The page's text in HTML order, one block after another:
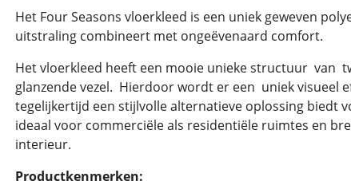
Het Four Seasons vloerkleed is een uniek geweven
uitstraling combineert met ongeëvenaard comfort.
Het vloerkleed heeft een mooie unieke structuur van
glanzende vezel. Hierdoor wordt er een uniek visueel
tegelijkertijd een stijlvolle alternatieve oplossing biedt
ideaal voor commerciële als residentiële ruimtes en
interieur.
Productkenmerken: